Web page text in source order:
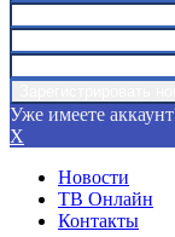
Уже имеете
X
Новости
ТВ Онлайн
Контакты